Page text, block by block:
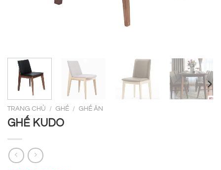
TRANG CHỦ / GHẾ / GHẾ ĂN
GHẾ KUDO